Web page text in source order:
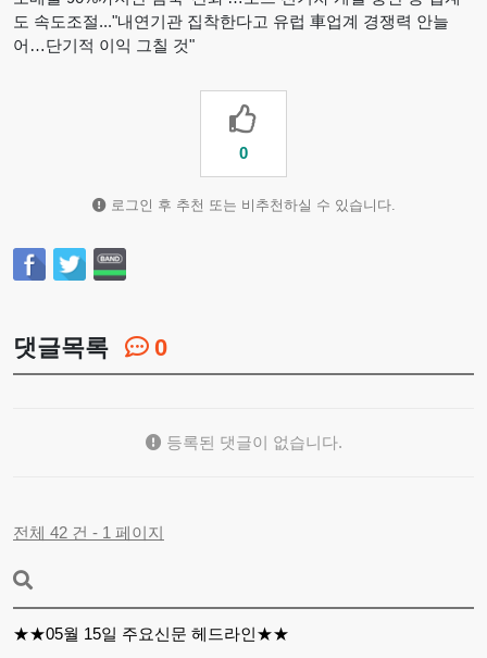
도 속도조절..."내연기관 집착한다고 유럽 車업계 경쟁력 안늘
어…단기적 이익 그칠 것"
0
로그인 후 추천 또는 비추천하실 수 있습니다.
댓글목록 0
등록된 댓글이 없습니다.
전체 42 건 - 1 페이지
★★05월 15일 주요신문 헤드라인★★